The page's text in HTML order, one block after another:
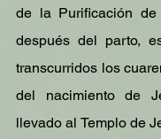
de la Purificación de
después del parto,
transcurridos los
del nacimiento de
llevado al Templo de